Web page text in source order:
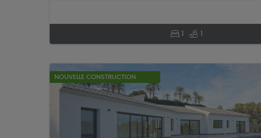
1 1
NOUVELLE CONSTRUCTION